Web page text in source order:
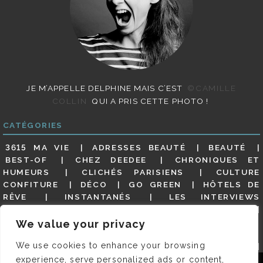
We value your privacy
We use cookies to enhance your browsing
experience, serve personalized ads or content,
JE M’APPELLE DELPHINE MAIS C’EST
©CAMILLE
COLLIN
QUI A PRIS CETTE PHOTO !
CATÉGORIES
3615 MA VIE ADRESSES BEAUTÉ
BEAUTÉ
BEST-OF
CHEZ DEEDEE
CHRONIQUES ET
HUMEURS
CLICHÉS PARISIENS
CULTURE
CONFITURE
DÉCO GO GREEN
HÔTELS DE
RÊVE
INSTANTANÉS
LES INTERVIEWS
MES ADRESSES
MODE NON CLASSÉ
GUIDE
PARIS EN PHOTOS
RESTAURANTS
REVUE DE PRESSE DÉTAILLÉE, SIOU PLAIT